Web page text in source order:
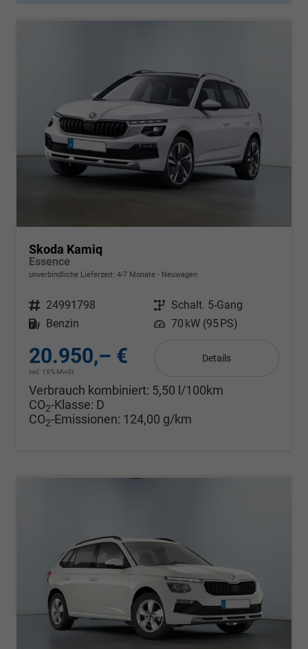
Skoda Kamiq
Essence
unverbindliche Lieferzeit: 4-7 Monate Neuwagen
Fahrzeugnr. 24991798 Getriebe Schalt. 5-Gang
Kraftstoff
Benzin Leistung 70 kW (95 PS)
20.950,– €
incl. 19% MwSt.
Details
Verbrauch kombiniert: 5,50 l/100km
CO2-Klasse: D
CO2-Emissionen: 124,00 g/km